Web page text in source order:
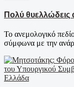
Πολύ θυελλώδεις
Το ανεμολογικό
σύμφωνα με την
Ελλάδα